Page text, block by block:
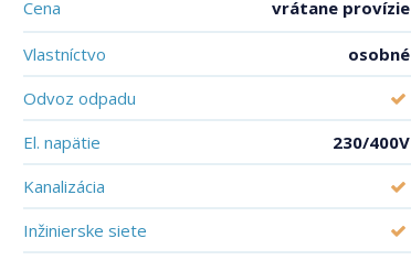
Cena vrátane provízie
Vlastníctvo osobné
Odvoz odpadu
El. napätie
230/400V
Kanalizácia
Inžinierske siete